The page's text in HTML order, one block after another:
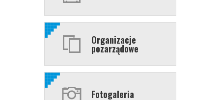
Organizacje
pozarządowe
Fotogaleria